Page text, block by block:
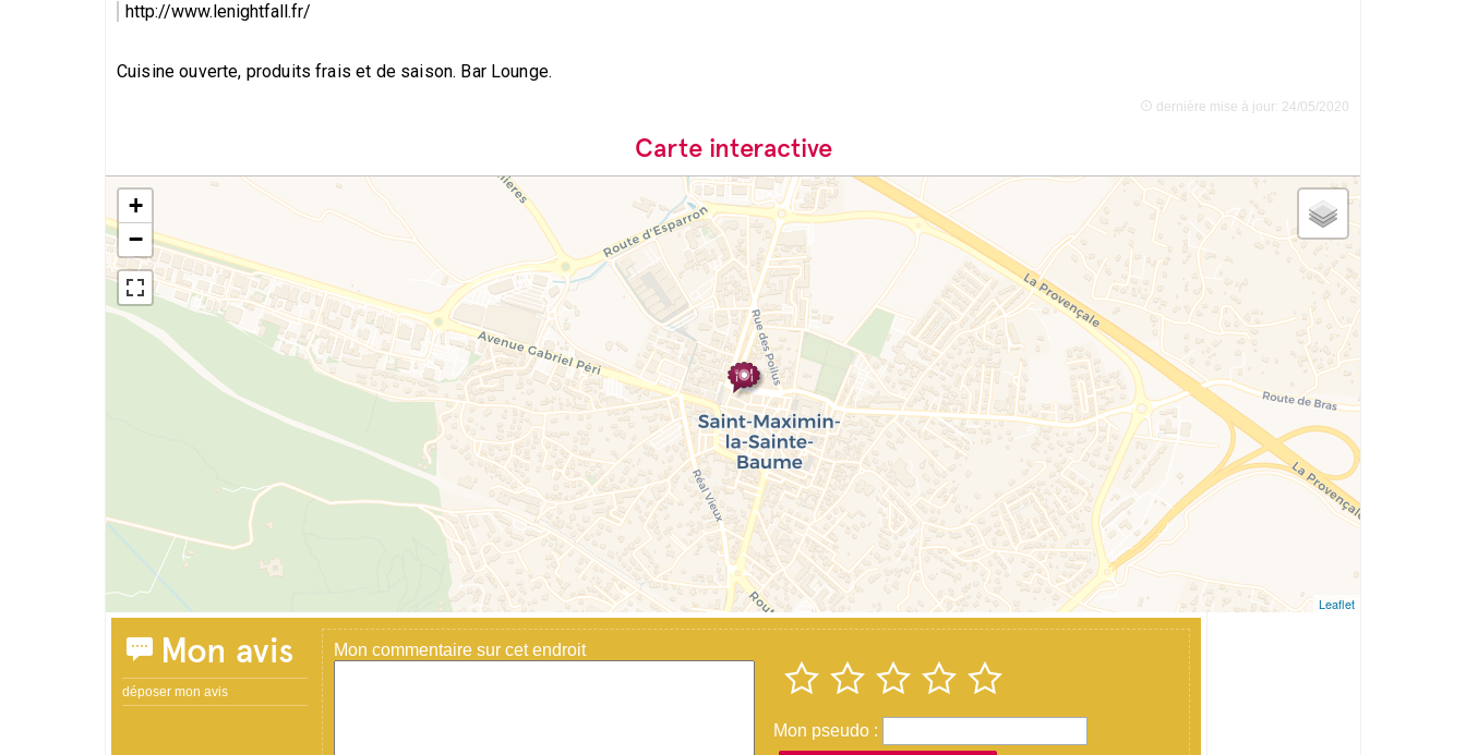
http://www.lenightfall.fr/
Cuisine ouverte, produits frais et de saison. Bar Lounge.
dernière mise à jour: 24/05/2020
Carte interactive
+
−
Leaflet
Mon avis
déposer mon avis
Mon commentaire sur cet endroit
Mon pseudo :